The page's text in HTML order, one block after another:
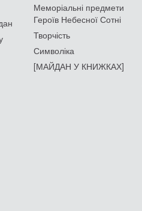
Меморіальні предмети
Героїв Небесної Сотні
Творчість
Символіка
[МАЙДАН У КНИЖКАХ]